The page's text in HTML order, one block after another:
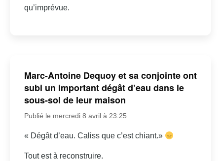
qu’imprévue.
Marc-Antoine Dequoy et sa conjointe ont
subi un important dégât d’eau dans le
sous-sol de leur maison
Publié le mercredi 8 avril à 23:25
« Dégât d’eau. Caliss que c’est chiant.»
Tout est à reconstruire.